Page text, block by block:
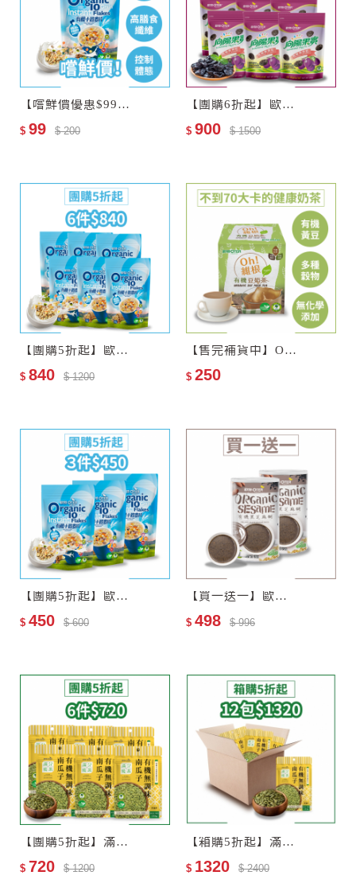
【嚐鮮價優惠$99】歐特有機十榖麥片(會員限購乙次)
$ 99 $ 200
【團購6折起】歐特有機黑棗乾6包
$ 900 $ 1500
【團購5折起】歐特有機十穀麥片6包
$ 840 $ 1200
【售完補貨中】Oh!維根–歐特有機豆奶茶
$ 250
【團購5折起】歐特有機十穀麥片3包
$ 450 $ 600
【買一送一】歐特有機黑芝麻糊
$ 498 $ 996
【團購5折起】滿分優果–有機無調味南瓜子6包
$ 720 $ 1200
【箱購5折起】滿分優果–有機無調味南瓜子12包–效期2027-06-25
$ 1320 $ 2400